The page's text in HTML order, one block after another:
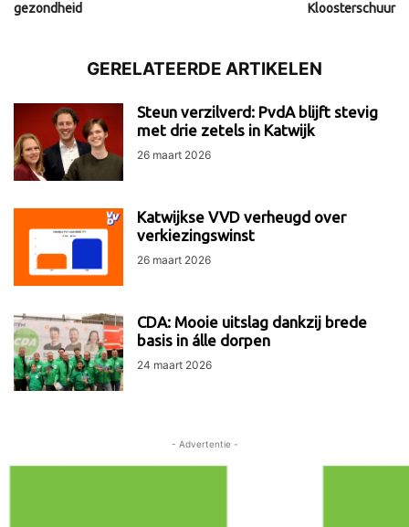
gezondheid
Kloosterschuur
GERELATEERDE ARTIKELEN
Steun verzilverd: PvdA blijft stevig
met drie zetels in Katwijk
26 maart 2026
Katwijkse VVD verheugd over
verkiezingswinst
26 maart 2026
CDA: Mooie uitslag dankzij brede
basis in álle dorpen
24 maart 2026
- Advertentie -